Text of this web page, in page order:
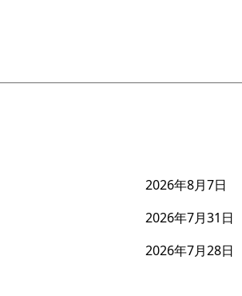
2026年8月7日
2026年7月31日
2026年7月28日